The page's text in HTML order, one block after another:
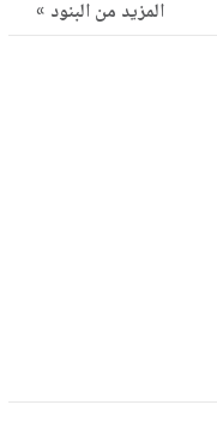
المزيد من البنود »